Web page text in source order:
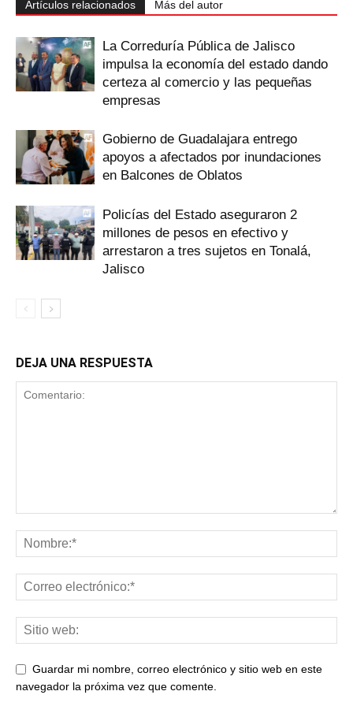
Artículos relacionados Más del autor
La Correduría Pública de Jalisco
impulsa la economía del estado dando
certeza al comercio y las pequeñas
empresas
Gobierno de Guadalajara entrego
apoyos a afectados por inundaciones
en Balcones de Oblatos
Policías del Estado aseguraron 2
millones de pesos en efectivo y
arrestaron a tres sujetos en Tonalá,
Jalisco
DEJA UNA RESPUESTA
Guardar mi nombre, correo electrónico y sitio web en este
navegador la próxima vez que comente.